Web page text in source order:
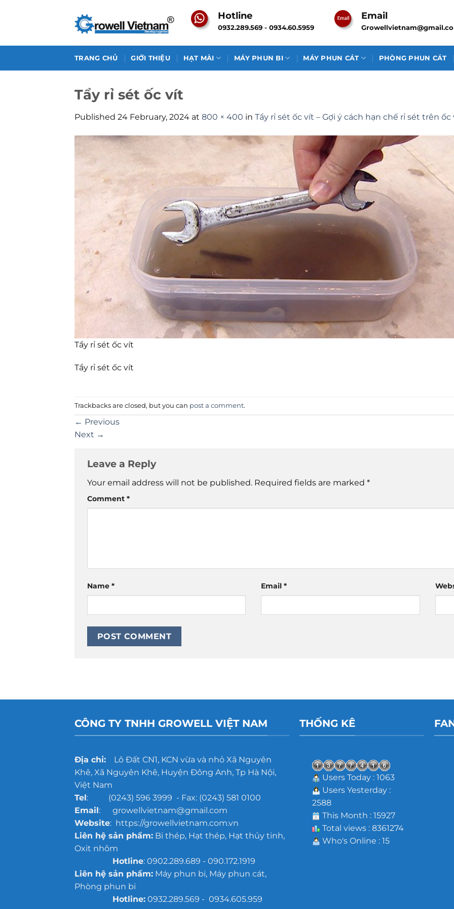
Hotline
0932.289.569 - 0934.60.5959
Email
TRANG CHỦ GIỚI THIỆU HẠT MÀI MÁY PHUN BI MÁY PHUN CÁT PHÒNG PHUN CÁT
Tẩy rỉ sét ốc vít
Published 24 February, 2024 at 800 × 400 in Tẩy rỉ sét ốc vít – Gợi ý cách hạn chế rỉ sét trên ốc
Tẩy rỉ sét ốc vít
Tẩy rỉ sét ốc vít
Trackbacks are closed, but you can post a comment.
← Previous
Next →
Leave a Reply
Your email address will not be published. Required fields are marked *
Comment *
Name * Email*
CÔNG TY TNHH GROWELL VIỆT NAM
Địa chỉ:Lô Đất CN1, KCN vừa và nhỏ Xã Nguyên
Khê, Xã Nguyên Khê, Huyện Đông Anh, Tp Hà Nội,
Việt Nam
Tel: (0243) 596 3999 - Fax: (0243) 581 0100
Email: growellvietnam@gmail.com
Website: https://growellvietnam.com.vn
Liên hệ sản phẩm:Bi thép, Hạt thép, Hạt thủy tinh,
Oxit nhôm
Hotline: 0902.289.689 - 090.172.1919
Liên hệ sản phẩm:Máy phun bi, Máy phun cát,
Phòng phun bi
Hotline:0932.289.569 - 0934.605.959
THỐNG KÊ
Users Today : 1063
Users Yesterday :
2588
This Month : 15927
Total views : 8361274
Who's Online : 15